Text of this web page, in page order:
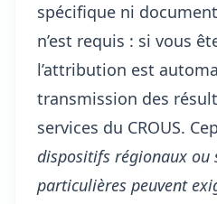
spécifique ni
n’est requis : si vous
l’attribution est
transmission des
services du CROUS.
dispositifs régionaux ou
particulières peuvent